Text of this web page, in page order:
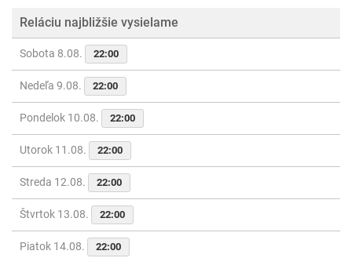
Reláciu najbližšie vysielame
Sobota 8.08. 22:00
Nedeľa 9.08. 22:00
Pondelok 10.08. 22:00
Utorok 11.08. 22:00
Streda 12.08. 22:00
Štvrtok 13.08. 22:00
Piatok 14.08. 22:00